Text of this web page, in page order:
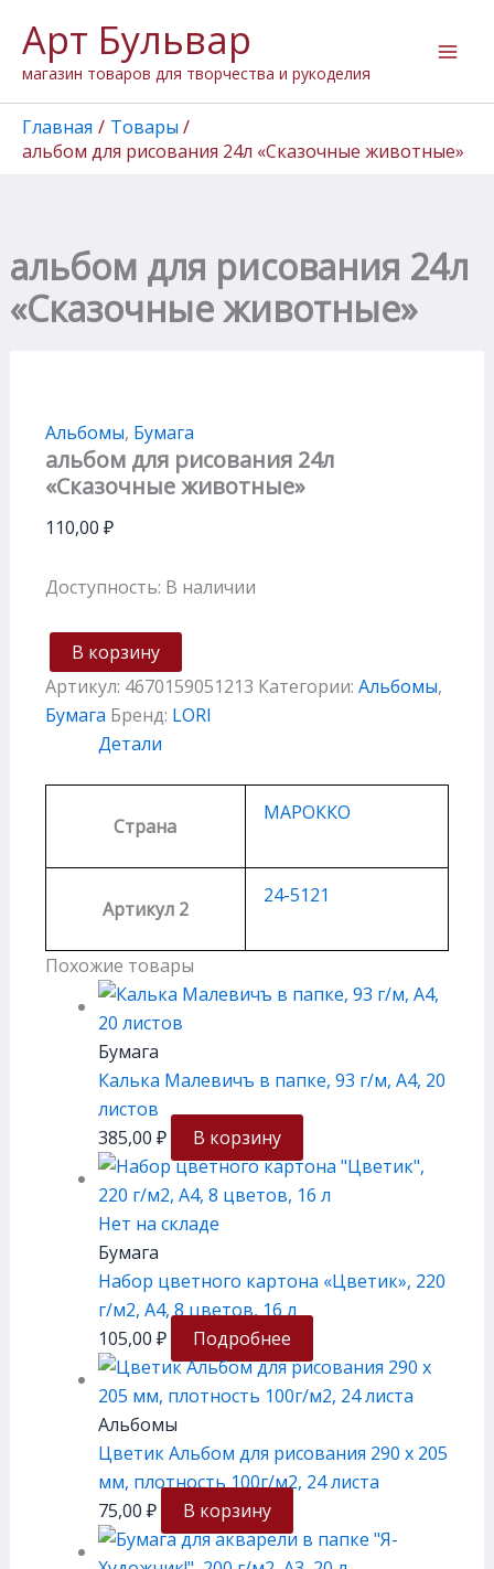
содержимому
Арт Бульвар
магазин товаров для творчества и рукоделия
Главная
Товары
альбом для рисования 24л «Сказочные животные»
альбом для рисования 24л
«Сказочные животные»
Альбомы, Бумага
альбом для рисования 24л
«Сказочные животные»
110,00 ₽
Доступность: В наличии
товара
альбом
для
рисования
24л
"Сказочные
животные"
В корзину
Артикул: 4670159051213 Категории: Альбомы,
Бумага Бренд: LORI
Детали
Страна
МАРОККО
Артикул 2
24-5121
Похожие товары
Бумага
Калька Малевичъ в папке, 93 г/м, А4, 20
листов
385,00 ₽ В корзину
Нет на складе
Бумага
Набор цветного картона «Цветик», 220
г/м2, А4, 8 цветов, 16 л
105,00 ₽ Подробнее
Альбомы
Цветик Альбом для рисования 290 х 205
мм, плотность 100г/м2, 24 листа
75,00 ₽ В корзину